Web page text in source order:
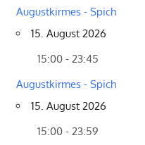
Augustkirmes - Spich
15. August 2026
15:00 - 23:45
Augustkirmes - Spich
15. August 2026
15:00 - 23:59